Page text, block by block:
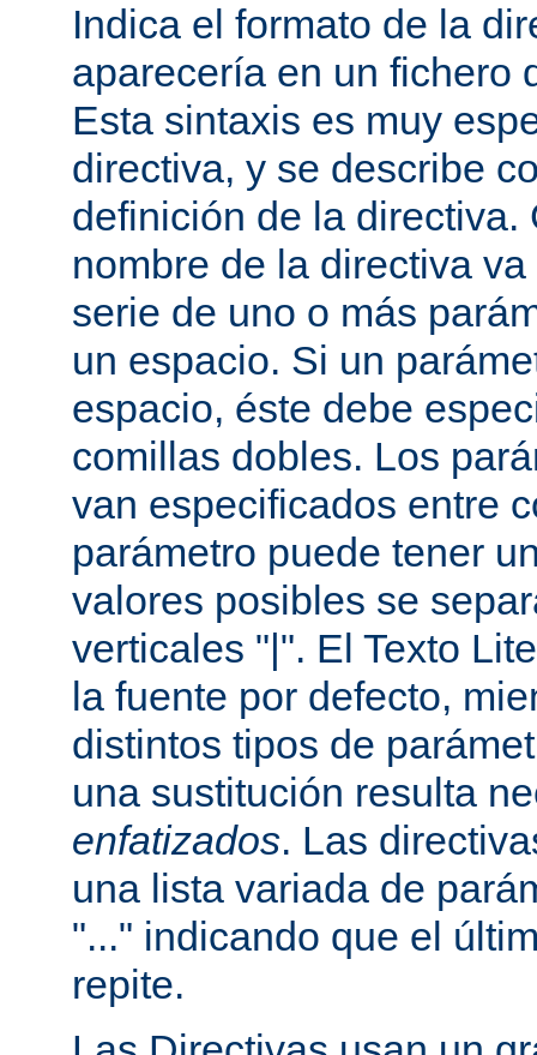
Indica el formato de la
aparecería en un fichero
Esta sintaxis es muy
directiva, y se describe
definición de la directiva.
nombre de la directiva
serie de uno o más
un espacio. Si un
espacio, éste debe
comillas dobles. Los
van especificados entre
parámetro puede tener
valores posibles se
verticales "|". El Texto
la fuente por defecto,
distintos tipos de
una sustitución resulta
enfatizados. Las
una lista variada de
"..." indicando que el
repite.